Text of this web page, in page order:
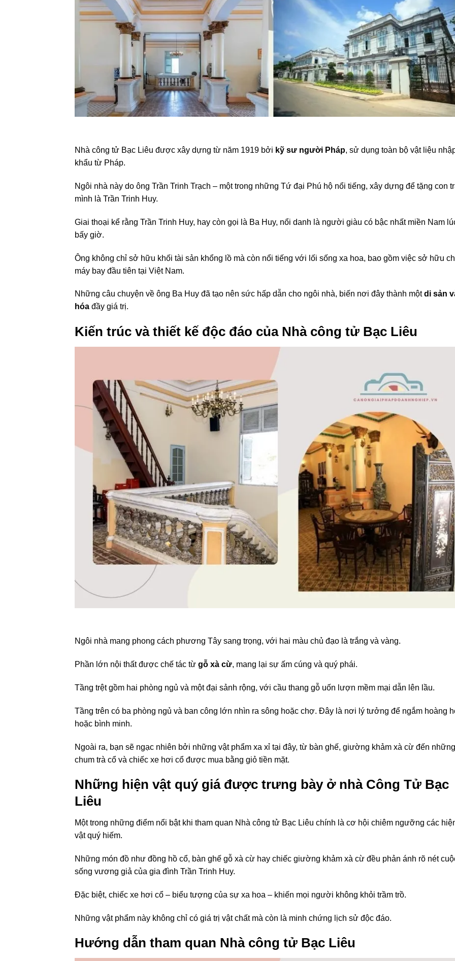
Nhà công tử Bạc Liêu được xây dựng từ năm 1919 bởi kỹ sư người Pháp, sử dụng toàn bộ vật liệu
khẩu từ Pháp.
Ngôi nhà này do ông Trần Trinh Trạch – một trong những Tứ đại Phú hộ nổi tiếng, xây dựng để tặng con
mình là Trần Trinh Huy.
Giai thoại kể rằng Trần Trinh Huy, hay còn gọi là Ba Huy, nổi danh là người giàu có bậc nhất miền Nam
bấy giờ.
Ông không chỉ sở hữu khối tài sản khổng lồ mà còn nổi tiếng với lối sống xa hoa, bao gồm việc sở hữu
máy bay đầu tiên tại Việt Nam.
Những câu chuyện về ông Ba Huy đã tạo nên sức hấp dẫn cho ngôi nhà, biến nơi đây thành mộtdi sản
hóa đầy giá trị.
Kiến trúc và thiết kế độc đáo của Nhà công tử Bạc Liêu
Ngôi nhà mang phong cách phương Tây sang trọng, với hai màu chủ đạo là trắng và vàng.
Phần lớn nội thất được chế tác từ gỗ xà cừ, mang lại sự ấm cúng và quý phái.
Tầng trệt gồm hai phòng ngủ và một đại sảnh rộng, với cầu thang gỗ uốn lượn mềm mại dẫn lên lầu.
Tầng trên có ba phòng ngủ và ban công lớn nhìn ra sông hoặc chợ. Đây là nơi lý tưởng để ngắm hoàng
hoặc bình minh.
Ngoài ra, bạn sẽ ngạc nhiên bởi những vật phẩm xa xỉ tại đây, từ bàn ghế, giường khảm xà cừ đến những
chum trà cổ và chiếc xe hơi cổ được mua bằng giỏ tiền mặt.
Những hiện vật quý giá được trưng bày ở nhà Công Tử Bạc
Liêu
Một trong những điểm nổi bật khi tham quan Nhà công tử Bạc Liêu chính là cơ hội chiêm ngưỡng các
vật quý hiếm.
Những món đồ như đồng hồ cổ, bàn ghế gỗ xà cừ hay chiếc giường khảm xà cừ đều phản ánh rõ nét
sống vương giả của gia đình Trần Trinh Huy.
Đặc biệt, chiếc xe hơi cổ – biểu tượng của sự xa hoa – khiến mọi người không khỏi trầm trồ.
Những vật phẩm này không chỉ có giá trị vật chất mà còn là minh chứng lịch sử độc đáo.
Hướng dẫn tham quan Nhà công tử Bạc Liêu